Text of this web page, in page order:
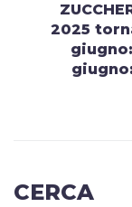
2025
CERCA